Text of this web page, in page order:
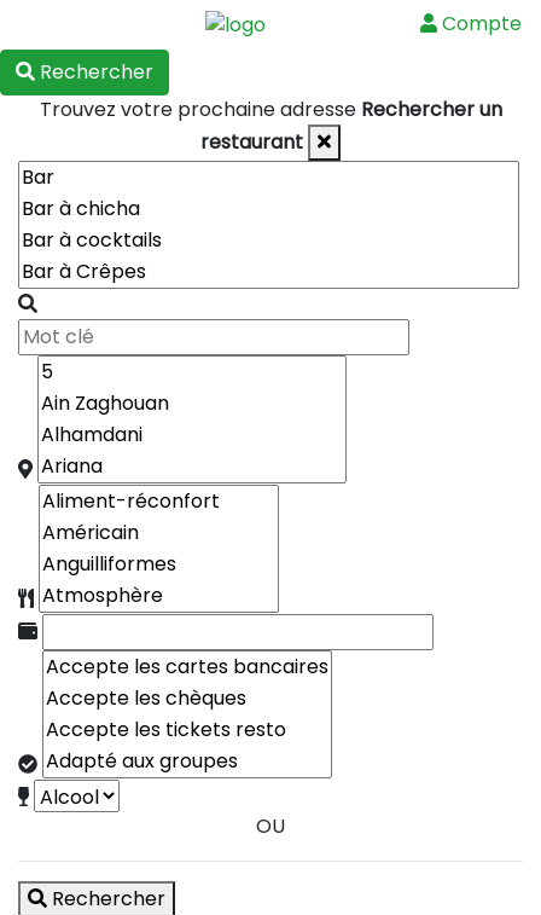
Compte
Rechercher
Trouvez votre prochaine adresse Rechercher un
restaurant
OU
Rechercher